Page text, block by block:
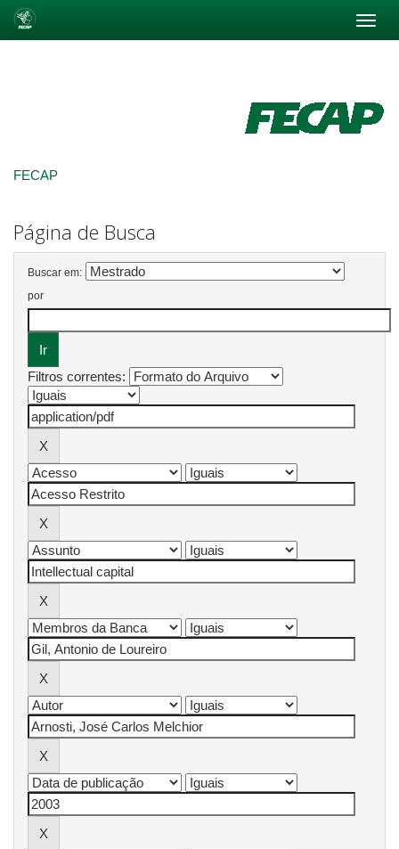
FECAP
Página de Busca
Buscar em:
por
Filtros correntes: